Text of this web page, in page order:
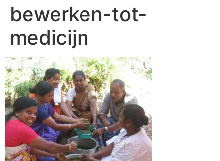
bewerken-tot-
medicijn